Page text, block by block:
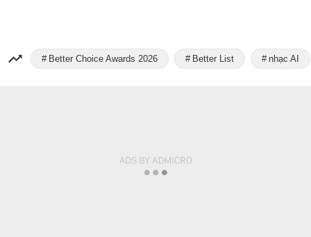
Better Choice Awards 2026 Better List nhạc AI